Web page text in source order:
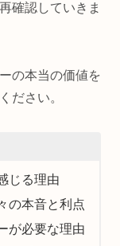
確認していきま
の本当の価値を
ださい。
じる理由
の本音と利点
が必要な理由